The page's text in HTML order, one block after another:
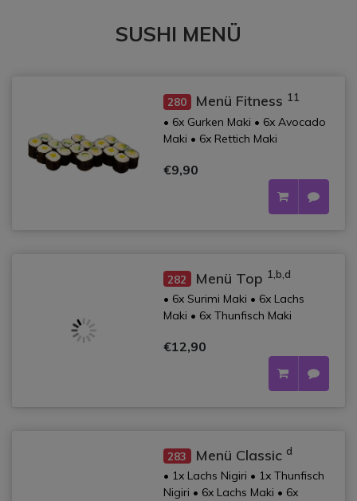
SUSHI MENÜ
280 Menü Fitness 11
• 6x Gurken Maki • 6x Avocado
Maki • 6x Rettich Maki
€9,90
282 Menü Top 1,b,d
• 6x Surimi Maki • 6x Lachs
Maki • 6x Thunfisch Maki
€12,90
283 Menü Classic d
• 1x Lachs Nigiri • 1x Thunfisch
Nigiri • 6x Lachs Maki • 6x